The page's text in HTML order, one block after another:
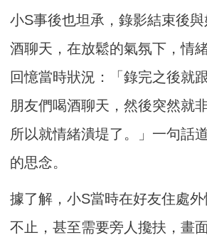
小S事後也坦承，錄影結束後
酒聊天，在放鬆的氣氛下，情
回憶當時狀況：「錄完之後就
朋友們喝酒聊天，然後突然就
所以就情緒潰堤了。」一句話
的思念。
據了解，小S當時在好友住處
不止，甚至需要旁人攙扶，畫